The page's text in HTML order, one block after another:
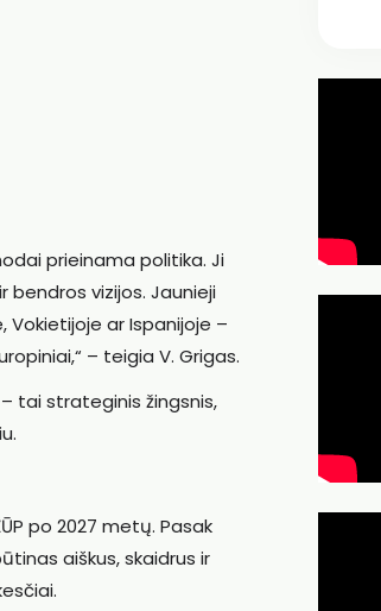
prieinama politika. Ji
bendros vizijos. Jaunieji
Vokietijoje ar Ispanijoje –
– teigia V. Grigas.
tai strateginis žingsnis,
po 2027 metų. Pasak
aiškus, skaidrus ir